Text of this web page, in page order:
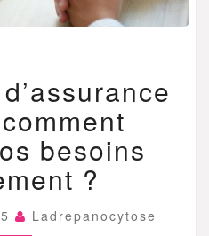
D’ASSURANCE
DÉCÈS
:
COMMENT
ESTIMER
VOS
BESOINS
RAPIDEMENT
?
besoins
?
Ladrepanocytose